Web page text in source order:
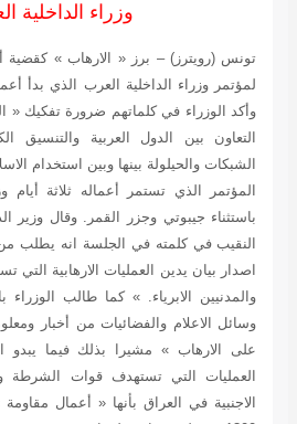
وزراء الداخلية
تونس (رويترز) – برز « الارهاب » كقضية
لمؤتمر وزراء الداخلية العرب الذي بدأ
وأكد الوزراء في كلماتهم ضرورة تفكيك «
التعاون بين الدول العربية والتنسيق
الشبكات والحيلولة بينها وبين استخدام
المؤتمر الذي تستمر أعماله ثلاثة أيام
باستثناء جيبوتي وجزر القمر. وقال وزير
النقيب في كلمته في الجلسة انه يطلب
اصدار بيان يدين العمليات الارهابية التي
والمدنيين الابرياء. » كما طالب
وسائل الاعلام والفضائيات من أخبار
على الارهاب » مشيرا بذلك فيما
العمليات التي تستهدف قوات الشرطة
الاجنبية في العراق بأنها « أعمال